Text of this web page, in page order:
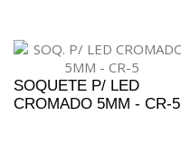
SOQUETE P/ LED
CROMADO 5MM - CR-5